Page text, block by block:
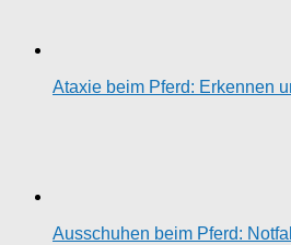
Ataxie beim Pferd: Erkennen
Ausschuhen beim Pferd: